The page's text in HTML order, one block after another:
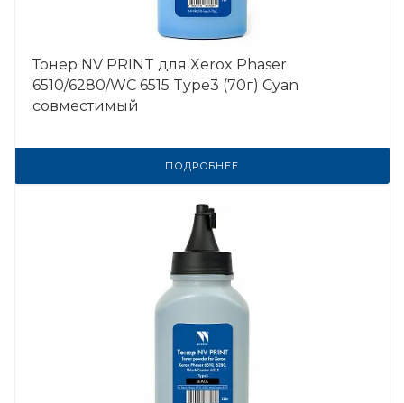
Тонер NV PRINT для Xerox Phaser
6510/6280/WC 6515 Type3 (70г) Cyan
совместимый
ПОДРОБНЕЕ